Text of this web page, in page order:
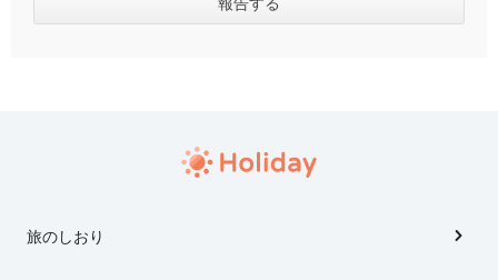
旅のしおり